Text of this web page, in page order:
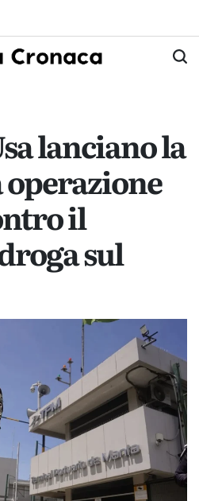
La
Cronaca
lanciano la
il
sul